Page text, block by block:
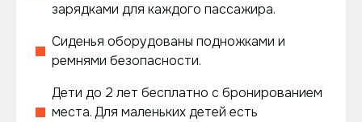
зарядками для каждого пассажира.
Сиденья оборудованы подножками и
ремнями безопасности.
Дети до 2 лет бесплатно с бронированием
места. Для маленьких детей есть